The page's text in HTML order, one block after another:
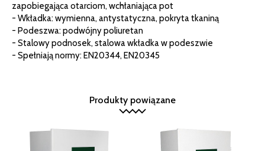
zapobiegająca otarciom, wchłaniająca pot
- Wkładka: wymienna, antystatyczna, pokryta tkaniną
- Podeszwa: podwójny poliuretan
- Stalowy podnosek, stalowa wkładka w podeszwie
- Spełniają normy: EN20344, EN20345
Produkty powiązane